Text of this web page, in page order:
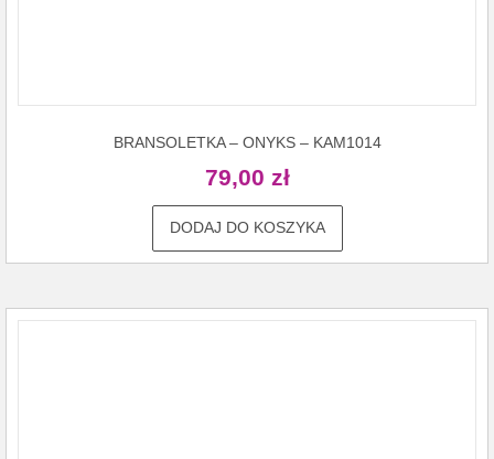
BRANSOLETKA – ONYKS – KAM1014
79,00 zł
DODAJ DO KOSZYKA